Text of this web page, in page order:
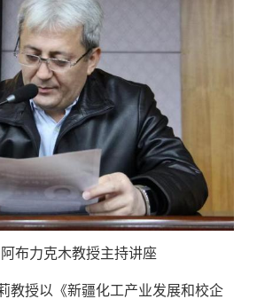
阿布力克木教授主持讲座
教授以《新疆化工产业发展和校企